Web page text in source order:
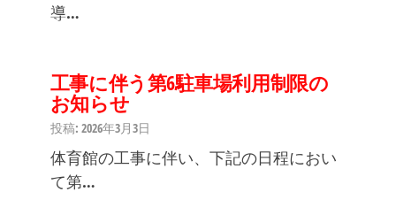
導…
工事に伴う第6駐車場利用制限の
お知らせ
投稿: 2026年3月3日
体育館の工事に伴い、下記の日程におい
て第…